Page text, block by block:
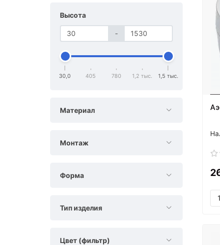
Высота
-
30,0 405 780 1,2 тыс. 1,5 тыс.
Материал
Монтаж
Форма
Тип изделия
Цвет (фильтр)